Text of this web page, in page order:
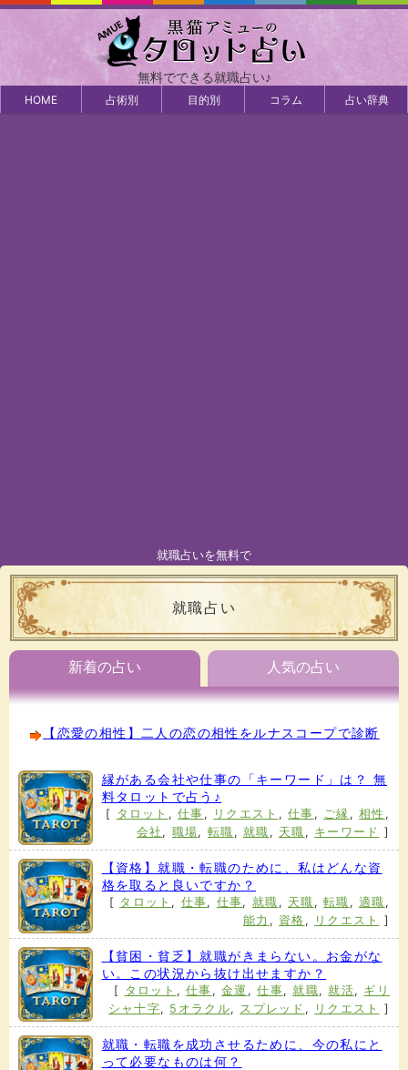
無料でできる就職占い♪
HOME 占術別 目的別 コラム 占い辞典
就職占いを無料で
就職占い
新着の占い 人気の占い
【恋愛の相性】二人の恋の相性をルナスコープで診断
縁がある会社や仕事の「キーワード」は？ 無
料タロットで占う♪
[ タロット ,仕事 , リクエスト ,仕事 , ご縁 ,相性 ,
会社 , 職場, 転職 ,就職 , 天職 , キーワード ]
【資格】就職・転職のために、私はどんな資
格を取ると良いですか？
[ タロット , 仕事, 仕事,就職 , 天職 ,転職 ,適職 ,
能力 , 資格 , リクエスト ]
【貧困・貧乏】就職がきまらない。お金がな
い。この状況から抜け出せますか？
[ タロット ,仕事 ,金運 ,仕事, 就職, 就活, ギリ
シャ十字, 5オラクル, スプレッド , リクエスト ]
就職・転職を成功させるために、今の私にと
って必要なものは何？